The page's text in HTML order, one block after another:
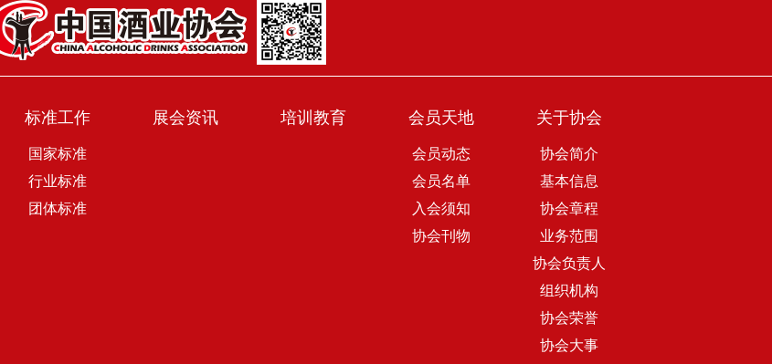
标准工作
国家标准
行业标准
团体标准
展会资讯 培训教育 会员天地
会员动态
会员名单
入会须知
协会刊物
关于协会
协会简介
基本信息
协会章程
业务范围
协会负责人
组织机构
协会荣誉
协会大事